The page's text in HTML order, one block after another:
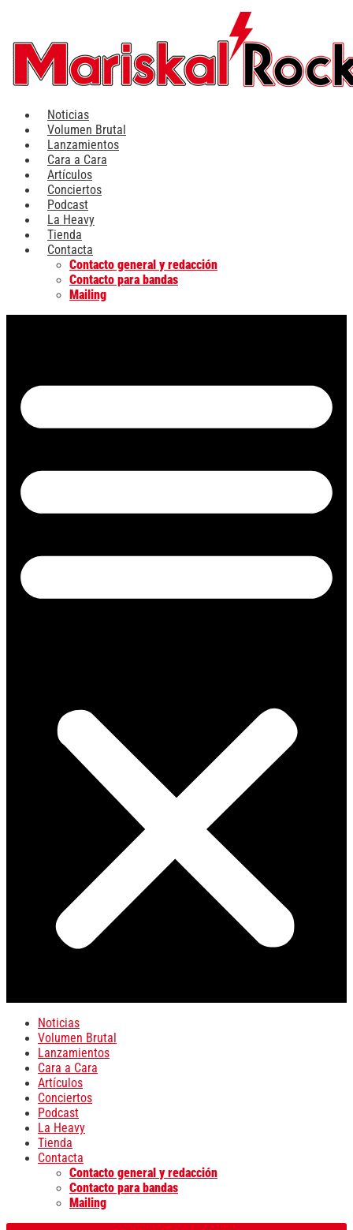
contenido
Noticias
Volumen Brutal
Lanzamientos
Cara a Cara
Artículos
Conciertos
Podcast
La Heavy
Tienda
Contacta
Contacto general y redacción
Contacto para bandas
Mailing
Noticias
Volumen Brutal
Lanzamientos
Cara a Cara
Artículos
Conciertos
Podcast
La Heavy
Tienda
Contacta
Contacto general y redacción
Contacto para bandas
Mailing